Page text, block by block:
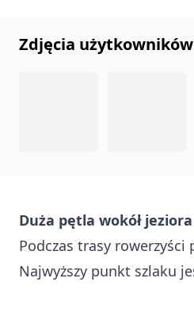
Zdjęcia użytkowników
Duża pętla wokół jeziora
Podczas trasy
Najwyższy punkt szlaku